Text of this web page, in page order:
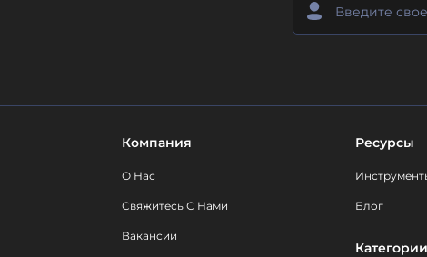
Компания
О Нас
Свяжитесь С Нами
Вакансии
Ресурсы
Блог
Категории